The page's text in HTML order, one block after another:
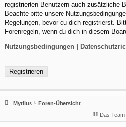
registrierten Benutzern auch zusätzliche
Beachte bitte unsere
Regelungen, bevor du dich registrierst.
Forenregeln, wenn du dich in diesem
Nutzungsbedingungen |
Registrieren
Mytilus Foren-Übersicht
Das Team